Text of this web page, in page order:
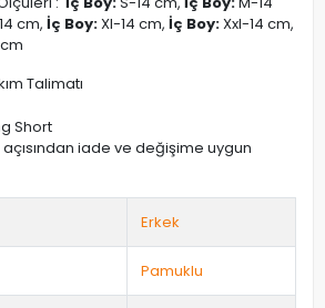
cm, İç Boy:Xl-14 cm, İç Boy:Xxl-14 cm,
Talimatı
Short
iade ve değişime uygun
Erkek
Pamuklu